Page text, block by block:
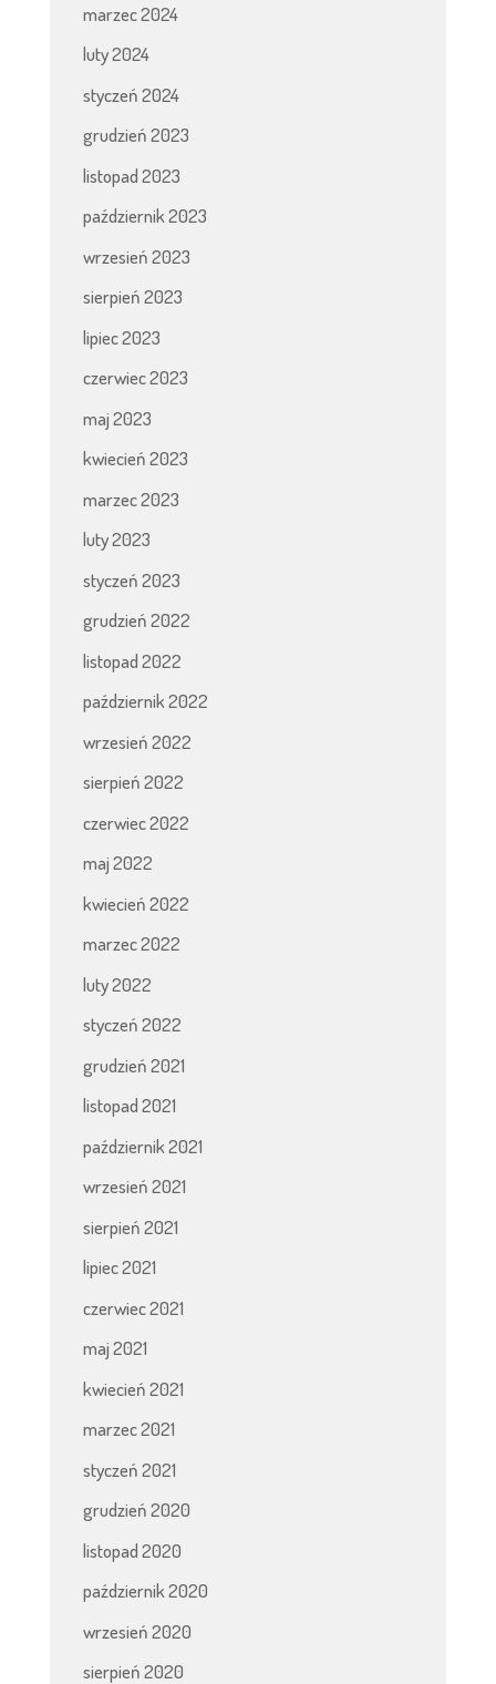
marzec 2024
luty 2024
styczeń 2024
grudzień 2023
listopad 2023
październik 2023
wrzesień 2023
sierpień 2023
lipiec 2023
czerwiec 2023
maj 2023
kwiecień 2023
marzec 2023
luty 2023
styczeń 2023
grudzień 2022
listopad 2022
październik 2022
wrzesień 2022
sierpień 2022
czerwiec 2022
maj 2022
kwiecień 2022
marzec 2022
luty 2022
styczeń 2022
grudzień 2021
listopad 2021
październik 2021
wrzesień 2021
sierpień 2021
lipiec 2021
czerwiec 2021
maj 2021
kwiecień 2021
marzec 2021
styczeń 2021
grudzień 2020
listopad 2020
październik 2020
wrzesień 2020
sierpień 2020